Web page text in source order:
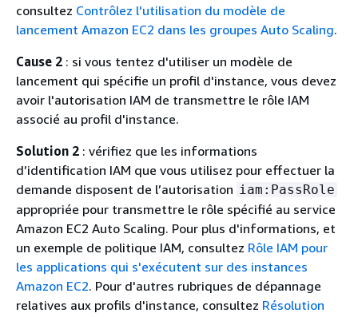
consultez Contrôlez l'utilisation du modèle de
lancement Amazon EC2 dans les groupes Auto Scaling.
Cause 2 : si vous tentez d'utiliser un modèle de
lancement qui spécifie un profil d'instance, vous devez
avoir l'autorisation IAM de transmettre le rôle IAM
associé au profil d'instance.
Solution 2 : vérifiez que les informations
d’identification IAM que vous utilisez pour effectuer la
demande disposent de l’autorisation iam:PassRole
appropriée pour transmettre le rôle spécifié au service
Amazon EC2 Auto Scaling. Pour plus d'informations, et
un exemple de politique IAM, consultez Rôle IAM pour
les applications qui s'exécutent sur des instances
Amazon EC2. Pour d'autres rubriques de dépannage
relatives aux profils d'instance, consultez Résolution